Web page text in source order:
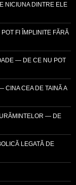
NICIUNA DINTRE ELE
FI ÎMPLINITE FĂRĂ
— DE CE NU POT
CINA CEA DE TAINĂ A
— DE
LEGATĂ DE